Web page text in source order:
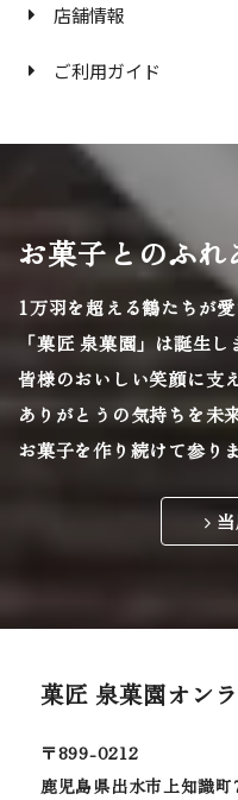
店舗情報
ご利用ガイド
お菓子とのふ
1万羽を超える鶴たちが愛
「菓匠 泉菓園」は誕生し
皆様のおいしい笑顔に支
ありがとうの気持ちを未
お菓子を作り続けて参り
菓匠 泉菓園オン
〒899-0212
鹿児島県出水市上知識